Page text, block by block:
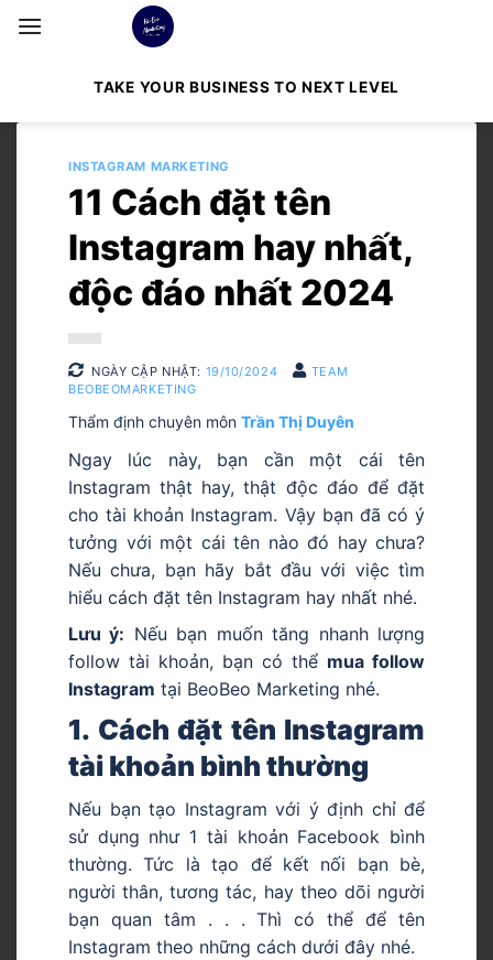
Bỏ
qua
TAKE YOUR BUSINESS TO NEXT LEVEL
INSTAGRAM MARKETING
11 Cách đặt tên
Instagram hay nhất,
độc đáo nhất 2024
NGÀY CẬP NHẬT: 19/10/2024
TEAM
BEOBEOMARKETING
Thẩm định chuyên môn Trần Thị Duyên
Ngay lúc này, bạn cần một cái tên
Instagram thật hay, thật độc đáo để đặt
cho tài khoản Instagram. Vậy bạn đã có ý
tưởng với một cái tên nào đó hay chưa?
Nếu chưa, bạn hãy bắt đầu với việc tìm
hiểu cách đặt tên Instagram hay nhất nhé.
Lưu ý: Nếu bạn muốn tăng nhanh lượng
follow tài khoản, bạn có thể mua follow
Instagram tại BeoBeo Marketing nhé.
1. Cách đặt tên Instagram
tài khoản bình thường
Nếu bạn tạo Instagram với ý định chỉ để
sử dụng như 1 tài khoản Facebook bình
thường. Tức là tạo để kết nối bạn bè,
người thân, tương tác, hay theo dõi người
bạn quan tâm . . . Thì có thể để tên
Instagram theo những cách dưới đây nhé.